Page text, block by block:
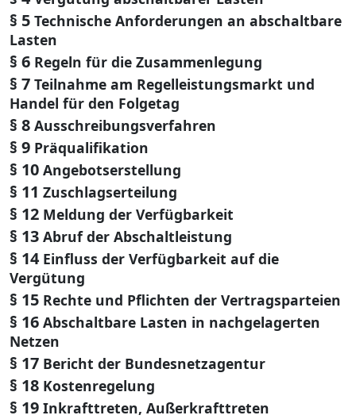
§ 5 Technische Anforderungen an abschaltbare
Lasten
§ 6 Regeln für die Zusammenlegung
§ 7 Teilnahme am Regelleistungsmarkt und
Handel für den Folgetag
§ 8 Ausschreibungsverfahren
§ 9 Präqualifikation
§ 10 Angebotserstellung
§ 11 Zuschlagserteilung
§ 12 Meldung der Verfügbarkeit
§ 13 Abruf der Abschaltleistung
§ 14 Einfluss der Verfügbarkeit auf die
Vergütung
§ 15 Rechte und Pflichten der Vertragsparteien
§ 16 Abschaltbare Lasten in nachgelagerten
Netzen
§ 17 Bericht der Bundesnetzagentur
§ 18 Kostenregelung
§ 19 Inkrafttreten, Außerkrafttreten